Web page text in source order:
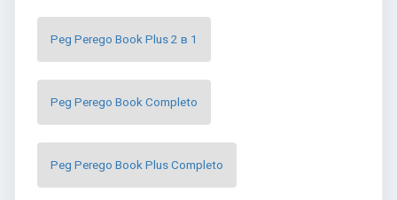
Peg Perego Book Plus 2 в 1
Peg Perego Book Completo
Peg Perego Book Plus Completo